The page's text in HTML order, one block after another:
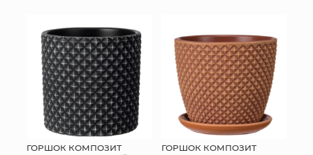
ГОРШОК КОМПОЗИТ
ГОРШОК КОМПОЗИТ